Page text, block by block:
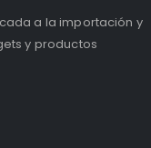
a la importación y
y productos